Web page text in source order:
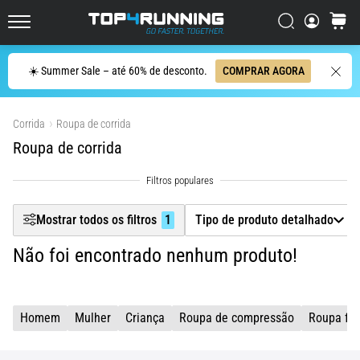
☀️ Summer Sale – até 60% de desconto. COMPRAR AGORA
Procurar
cesto
Procurar
resumido
em
frase:
dói,
vale
a
Que
benefícios
ele
oferece,
quais
Corrida Roupa de corrida
Roupa de corrida
Mostrar todos os filtros 1 Tipo de produto detalhado
Filtr
Mostrar produtos
Não foi encontrado nenhum produto!
Homem Mulher Criança Roupa de compressão Roupa